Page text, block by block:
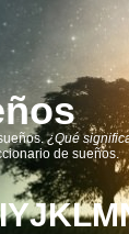
¿Qué
de sueños.
YJKLM